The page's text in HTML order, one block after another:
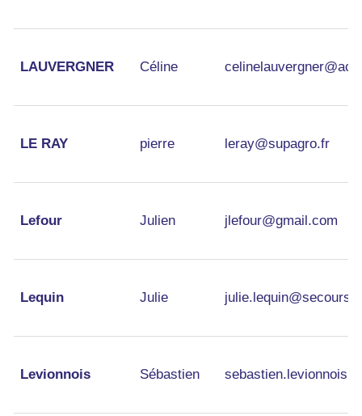
LAUVERGNER Céline
LE RAY pierre leray@supagro.fr
Lefour Julien jlefour@gmail.com
Lequin Julie julie.lequin@secours-
Levionnois Sébastien